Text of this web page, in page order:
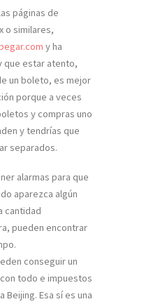
páginas de
o similares,
y ha
que estar atento,
un boleto, es mejor
porque a veces
y compras uno
y tendrías que
separados.
alarmas para que
aparezca algún
cantidad
pueden encontrar
conseguir un
todo e impuestos
Esa sí es una